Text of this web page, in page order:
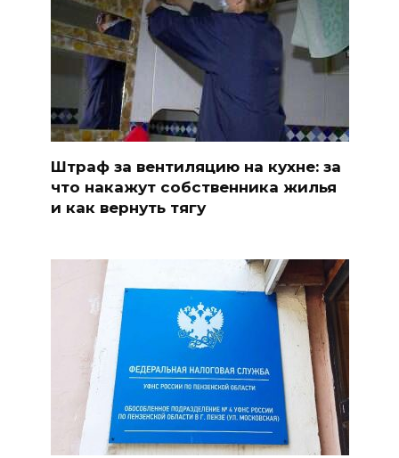
Штраф за вентиляцию на кухне: за
что накажут собственника жилья
и как вернуть тягу